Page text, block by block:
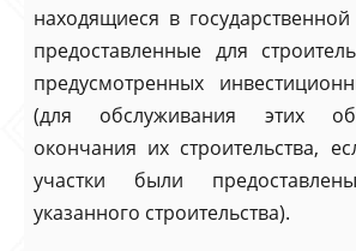
находящиеся в государственной
предоставленные для
предусмотренных
(для обслуживания этих
окончания их строительства,
участки были
указанного строительства).